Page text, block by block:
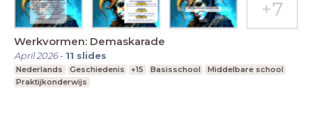
Werkvormen: Demaskarade
April 2026- 11 slides
Nederlands Geschiedenis +15 Basisschool
Middelbare school
Praktijkonderwijs